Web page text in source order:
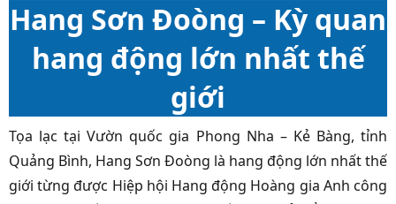
Hang Sơn Đoòng – Kỳ quan
hang động lớn nhất thế
giới
Tọa lạc tại Vườn quốc gia Phong Nha – Kẻ Bàng, tỉnh
Quảng Bình, Hang Sơn Đoòng là hang động lớn nhất thế
giới từng được Hiệp hội Hang động Hoàng gia Anh công